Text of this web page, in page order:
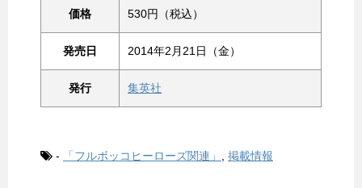
価格 530円（税込）
発売日 2014年2月21日（金）
発行 集英社
- 「フルボッコヒーローズ関連」 掲載情報